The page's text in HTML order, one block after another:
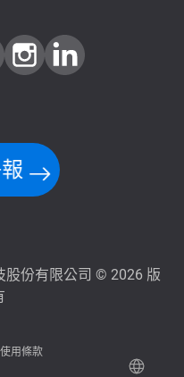
股份有限公司 © 2026 版
使用條款